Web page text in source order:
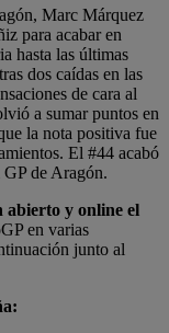
Marc Márquez
para acabar en
hasta las últimas
dos caídas en las
de cara al
a sumar puntos en
la nota positiva fue
El #44 acabó
GP de Aragón.
abierto y online el
en varias
junto al